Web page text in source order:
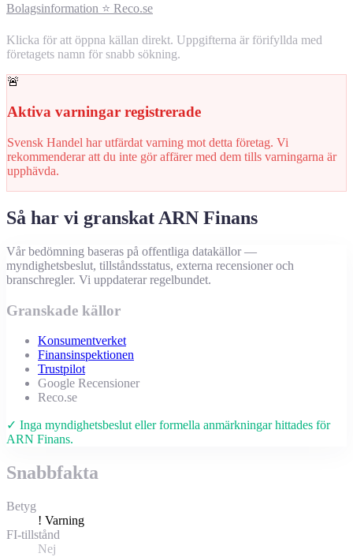
Bolagsinformation ⭐ Reco.se
Klicka för att öppna källan direkt. Uppgifterna är förifyllda med
företagets namn för snabb sökning.
🚨
Aktiva varningar registrerade
Svensk Handel har utfärdat varning mot detta företag. Vi
rekommenderar att du inte gör affärer med dem tills varningarna är
upphävda.
Så har vi granskat ARN Finans
Vår bedömning baseras på offentliga datakällor —
myndighetsbeslut, tillståndsstatus, externa recensioner och
branschregler. Vi uppdaterar regelbundet.
Granskade källor
Konsumentverket
Finansinspektionen
Trustpilot
Google Recensioner
Reco.se
✓ Inga myndighetsbeslut eller formella anmärkningar hittades för
ARN Finans.
Snabbfakta
Betyg
! Varning
FI-tillstånd
Nej